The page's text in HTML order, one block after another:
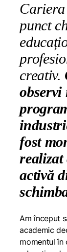
punct
creativ.
observi
fost
realizat
activă
Am început
academic
momentul în